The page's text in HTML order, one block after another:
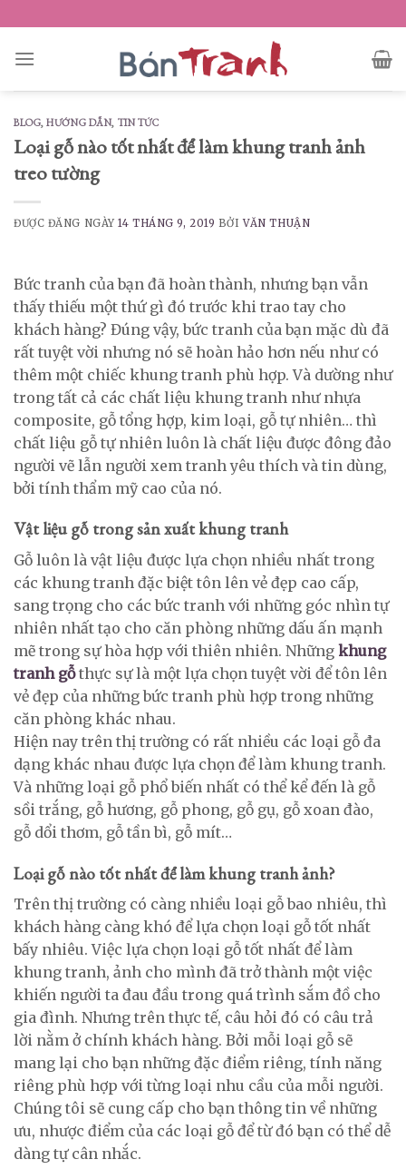
to
content
BLOG,HƯỚNG DẪN, TIN TỨC
Loại gỗ nào tốt nhất để làm khung tranh ảnh
treo tường
ĐƯỢC ĐĂNG NGÀY14 THÁNG 9, 2019 BỞIVĂN THUẬN
Bức tranh của bạn đã hoàn thành, nhưng bạn vẫn
thấy thiếu một thứ gì đó trước khi trao tay cho
khách hàng? Đúng vậy, bức tranh của bạn mặc dù đã
rất tuyệt vời nhưng nó sẽ hoàn hảo hơn nếu như có
thêm một chiếc khung tranh phù hợp. Và dường như
trong tất cả các chất liệu khung tranh như nhựa
composite, gỗ tổng hợp, kim loại, gỗ tự nhiên… thì
chất liệu gỗ tự nhiên luôn là chất liệu được đông đảo
người vẽ lẫn người xem tranh yêu thích và tin dùng,
bởi tính thẩm mỹ cao của nó.
Vật liệu gỗ trong sản xuất khung tranh
Gỗ luôn là vật liệu được lựa chọn nhiều nhất trong
các khung tranh đặc biệt tôn lên vẻ đẹp cao cấp,
sang trọng cho các bức tranh với những góc nhìn tự
nhiên nhất tạo cho căn phòng những dấu ấn mạnh
mẽ trong sự hòa hợp với thiên nhiên. Những khung
tranh gỗthực sự là một lựa chọn tuyệt vời để tôn lên
vẻ đẹp của những bức tranh phù hợp trong những
căn phòng khác nhau.
Hiện nay trên thị trường có rất nhiều các loại gỗ đa
dạng khác nhau được lựa chọn để làm khung tranh.
Và những loại gỗ phổ biến nhất có thể kể đến là gỗ
sồi trắng, gỗ hương, gỗ phong, gỗ gụ, gỗ xoan đào,
gỗ dổi thơm, gỗ tần bì, gỗ mít…
Loại gỗ nào tốt nhất để làm khung tranh ảnh?
Trên thị trường có càng nhiều loại gỗ bao nhiêu, thì
khách hàng càng khó để lựa chọn loại gỗ tốt nhất
bấy nhiêu. Việc lựa chọn loại gỗ tốt nhất để làm
khung tranh, ảnh cho mình đã trở thành một việc
khiến người ta đau đầu trong quá trình sắm đồ cho
gia đình. Nhưng trên thực tế, câu hỏi đó có câu trả
lời nằm ở chính khách hàng. Bởi mỗi loại gỗ sẽ
mang lại cho bạn những đặc điểm riêng, tính năng
riêng phù hợp với từng loại nhu cầu của mỗi người.
Chúng tôi sẽ cung cấp cho bạn thông tin về những
ưu, nhược điểm của các loại gỗ để từ đó bạn có thể dễ
dàng tự cân nhắc.